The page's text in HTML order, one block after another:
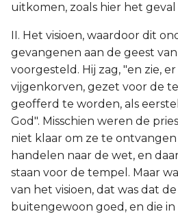
uitkomen, zoals hier het geval
II. Het visioen, waardoor dit
gevangenen aan de geest
voorgesteld. Hij zag, "en zie,
vijgenkorven, gezet voor de
geofferd te worden, als
God". Misschien weren de
niet klaar om ze te
handelen naar de wet, en
staan voor de tempel. Maar
van het visioen, dat was dat
buitengewoon goed, en die